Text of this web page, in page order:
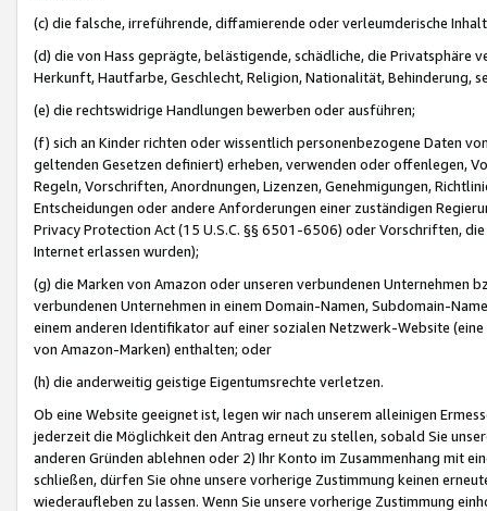
(c) die falsche, irreführende, diffamierende oder verleumderische
(d) die von Hass geprägte, belästigende, schädliche, die Privatsphäre
Herkunft, Hautfarbe, Geschlecht, Religion, Nationalität, Behinderung,
(e) die rechtswidrige Handlungen bewerben oder ausführen;
(f) sich an Kinder richten oder wissentlich personenbezogene Daten
geltenden Gesetzen definiert) erheben, verwenden oder offenlegen,
Regeln, Vorschriften, Anordnungen, Lizenzen, Genehmigungen,
Entscheidungen oder andere Anforderungen einer zuständigen
Privacy Protection Act (15 U.S.C. §§ 6501-6506) oder Vorschriften,
Internet erlassen wurden);
(g) die Marken von Amazon oder unseren verbundenen Unternehmen
verbundenen Unternehmen in einem Domain-Namen, Subdomain-
einem anderen Identifikator auf einer sozialen Netzwerk-Website
von Amazon-Marken) enthalten; oder
(h) die anderweitig geistige Eigentumsrechte verletzen.
Ob eine Website geeignet ist, legen wir nach unserem alleinigen
jederzeit die Möglichkeit den Antrag erneut zu stellen, sobald Sie
anderen Gründen ablehnen oder 2) Ihr Konto im Zusammenhang mit
schließen, dürfen Sie ohne unsere vorherige Zustimmung keinen
wiederaufleben zu lassen. Wenn Sie unsere vorherige Zustimmung